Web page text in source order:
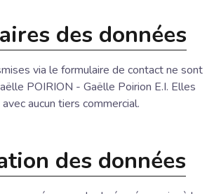
des données
via le formulaire de contact ne sont
POIRION - Gaëlle Poirion E.I. Elles
aucun tiers commercial.
des données